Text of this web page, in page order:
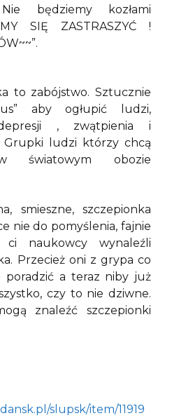
będziemy kozłami
SIĘ ZASTRASZYĆ !
to zabójstwo. Sztucznie
aby ogłupić ludzi,
, zwątpienia i
Grupki ludzi którzy chcą
światowym obozie
szczepionka
nie do pomyślenia, fajnie
naukowcy wynaleźli
Przecież oni z grypa co
poradzić a teraz niby już
czy to nie dziwne.
znaleźć szczepionki
slupsk/item/11919